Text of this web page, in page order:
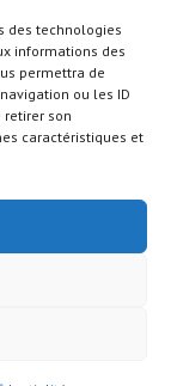
des technologies
informations des
permettra de
ou les ID
retirer son
caractéristiques et